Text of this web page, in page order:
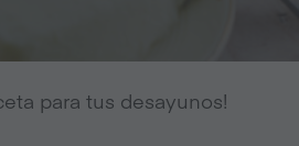
para tus desayunos!